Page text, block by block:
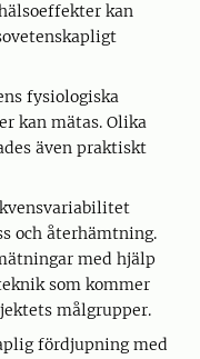
kan
fysiologiska
kan mätas. Olika
även praktiskt
och återhämtning.
med hjälp
som kommer
målgrupper.
fördjupning med